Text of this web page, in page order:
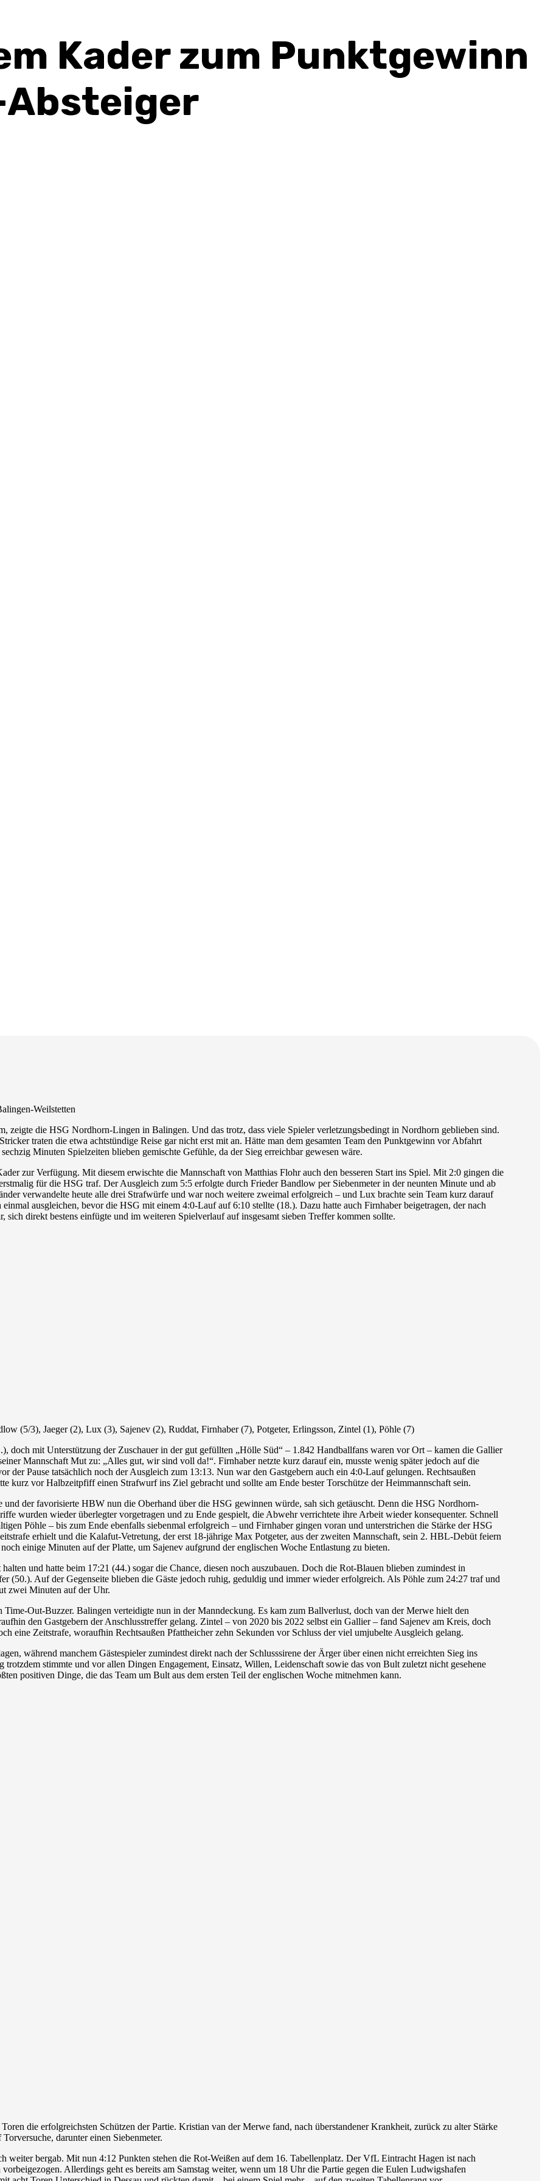
Kader zum Punktgewinn
Weilstetten
zeigte die HSG Nordhorn-Lingen in Balingen. Und das trotz, dass viele Spieler verletzungsbedingt in Nordhorn geblieben sind.
traten die etwa achtstündige Reise gar nicht erst mit an. Hätte man dem gesamten Team den Punktgewinn vor Abfahrt
Minuten Spielzeiten blieben gemischte Gefühle, da der Sieg erreichbar gewesen wäre.
zur Verfügung. Mit diesem erwischte die Mannschaft von Matthias Flohr auch den besseren Start ins Spiel. Mit 2:0 gingen die
für die HSG traf. Der Ausgleich zum 5:5 erfolgte durch Frieder Bandlow per Siebenmeter in der neunten Minute und ab
verwandelte heute alle drei Strafwürfe und war noch weitere zweimal erfolgreich – und Lux brachte sein Team kurz darauf
ausgleichen, bevor die HSG mit einem 4:0-Lauf auf 6:10 stellte (18.). Dazu hatte auch Firnhaber beigetragen, der nach
direkt bestens einfügte und im weiteren Spielverlauf auf insgesamt sieben Treffer kommen sollte.
(5/3), Jaeger (2), Lux (3), Sajenev (2), Ruddat, Firnhaber (7), Potgeter, Erlingsson, Zintel (1), Pöhle (7)
doch mit Unterstützung der Zuschauer in der gut gefüllten „Hölle Süd“ – 1.842 Handballfans waren vor Ort – kamen die Gallier
Mannschaft Mut zu: „Alles gut, wir sind voll da!“. Firnhaber netzte kurz darauf ein, musste wenig später jedoch auf die
der Pause tatsächlich noch der Ausgleich zum 13:13. Nun war den Gastgebern auch ein 4:0-Lauf gelungen. Rechtsaußen
kurz vor Halbzeitpfiff einen Strafwurf ins Ziel gebracht und sollte am Ende bester Torschütze der Heimmannschaft sein.
und der favorisierte HBW nun die Oberhand über die HSG gewinnen würde, sah sich getäuscht. Denn die HSG Nordhorn-
wurden wieder überlegter vorgetragen und zu Ende gespielt, die Abwehr verrichtete ihre Arbeit wieder konsequenter. Schnell
Pöhle – bis zum Ende ebenfalls siebenmal erfolgreich – und Firnhaber gingen voran und unterstrichen die Stärke der HSG
erhielt und die Kalafut-Vetretung, der erst 18-jährige Max Potgeter, aus der zweiten Mannschaft, sein 2. HBL-Debüt feiern
einige Minuten auf der Platte, um Sajenev aufgrund der englischen Woche Entlastung zu bieten.
und hatte beim 17:21 (44.) sogar die Chance, diesen noch auszubauen. Doch die Rot-Blauen blieben zumindest in
(50.). Auf der Gegenseite blieben die Gäste jedoch ruhig, geduldig und immer wieder erfolgreich. Als Pöhle zum 24:27 traf und
zwei Minuten auf der Uhr.
Out-Buzzer. Balingen verteidigte nun in der Manndeckung. Es kam zum Ballverlust, doch van der Merwe hielt den
den Gastgebern der Anschlusstreffer gelang. Zintel – von 2020 bis 2022 selbst ein Gallier – fand Sajenev am Kreis, doch
eine Zeitstrafe, woraufhin Rechtsaußen Pfattheicher zehn Sekunden vor Schluss der viel umjubelte Ausgleich gelang.
während manchem Gästespieler zumindest direkt nach der Schlusssirene der Ärger über einen nicht erreichten Sieg ins
trotzdem stimmte und vor allen Dingen Engagement, Einsatz, Willen, Leidenschaft sowie das von Bult zuletzt nicht gesehene
positiven Dinge, die das Team um Bult aus dem ersten Teil der englischen Woche mitnehmen kann.
die erfolgreichsten Schützen der Partie. Kristian van der Merwe fand, nach überstandener Krankheit, zurück zu alter Stärke
darunter einen Siebenmeter.
weiter bergab. Mit nun 4:12 Punkten stehen die Rot-Weißen auf dem 16. Tabellenplatz. Der VfL Eintracht Hagen ist nach
Allerdings geht es bereits am Samstag weiter, wenn um 18 Uhr die Partie gegen die Eulen Ludwigshafen